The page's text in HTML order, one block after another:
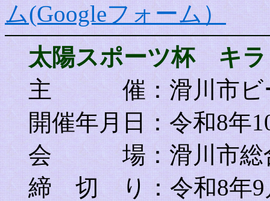
ム(Googleフォーム）
太陽スポーツ杯 キラ
主 催 ：滑川市
開催年月日：令和8年
会 場：滑川市総合
締 切 り：令和8年9